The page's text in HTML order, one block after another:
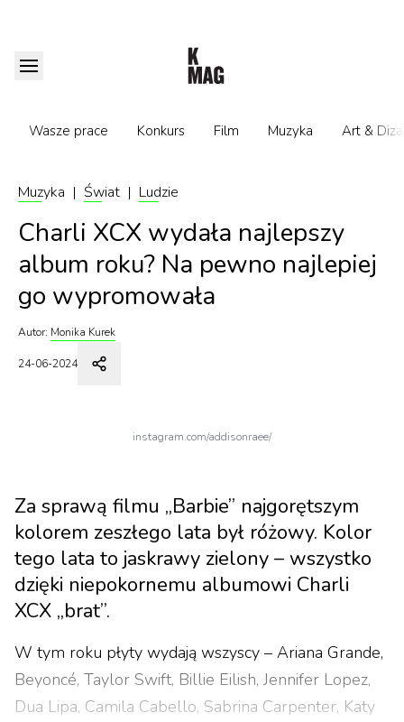
Wasze prace Konkurs Film Muzyka Art &
Muzyka | Świat | Ludzie
Charli XCX wydała najlepszy
album roku? Na pewno najlepiej
go wypromowała
Autor: Monika Kurek
24-06-2024
instagram.com/addisonraee/
Za sprawą filmu „Barbie” najgorętszym
kolorem zeszłego lata był różowy. Kolor
tego lata to jaskrawy zielony – wszystko
dzięki niepokornemu albumowi Charli
XCX „brat”.
W tym roku płyty wydają wszyscy – Ariana Grande,
Beyoncé, Taylor Swift, Billie Eilish, Jennifer Lopez,
Dua Lipa, Camila Cabello, Sabrina Carpenter, Katy